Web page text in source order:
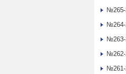
№265-
№264-
№263-
№262-
№261-